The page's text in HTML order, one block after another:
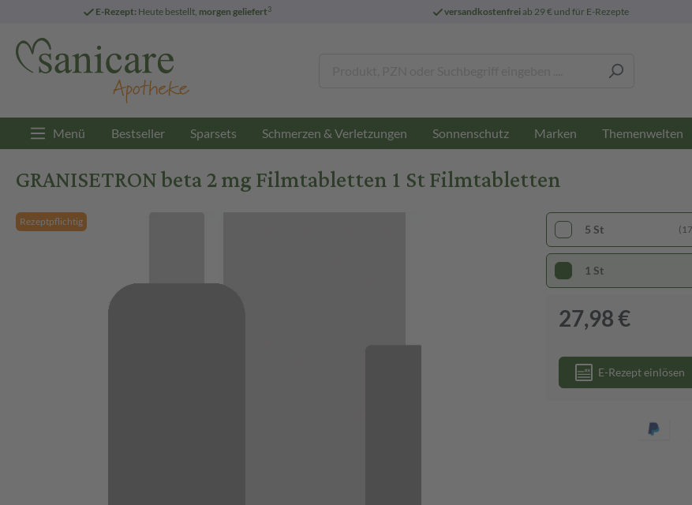
E-Rezept: Heute bestellt, morgen geliefert3 versandkostenfreiab 29 € und für E-Rezepte
Menü Bestseller Sparsets Schmerzen & Verletzungen Sonnenschutz Marken Themenwelten
GRANISETRON beta 2 mg Filmtabletten 1 St Filmtabletten
Rezeptpflichtig
5 St
1 St
27,98 €
E-Rezept einlösen